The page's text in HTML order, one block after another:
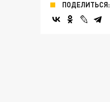
ПОДЕЛИТЬСЯ: